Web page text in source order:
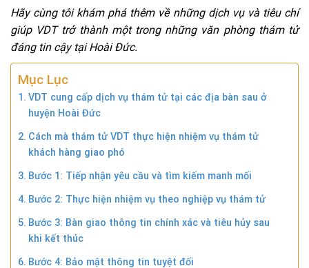
Hãy cùng tôi khám phá thêm về những dịch vụ và tiêu chí
giúp VDT trở thành một trong những văn phòng thám tử
đáng tin cậy tại Hoài Đức.
Mục Lục
VDT cung cấp dịch vụ thám tử tại các địa bàn sau ở
huyện Hoài Đức
Cách mà thám tử VDT thực hiện nhiệm vụ thám tử
khách hàng giao phó
Bước 1: Tiếp nhận yêu cầu và tìm kiếm manh mối
Bước 2: Thực hiện nhiệm vụ theo nghiệp vụ thám tử
Bước 3: Bàn giao thông tin chính xác và tiêu hủy sau
khi kết thúc
Bước 4: Bảo mật thông tin tuyệt đối